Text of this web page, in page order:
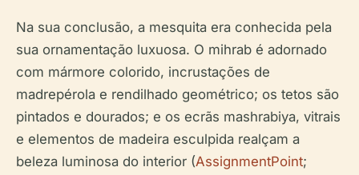
Na sua conclusão, a mesquita era conhecida pela
sua ornamentação luxuosa. O mihrab é adornado
com mármore colorido, incrustações de
madrepérola e rendilhado geométrico; os tetos são
pintados e dourados; e os ecrãs mashrabiya, vitrais
e elementos de madeira esculpida realçam a
beleza luminosa do interior (AssignmentPoint;